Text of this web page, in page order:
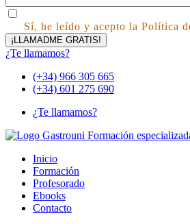
Sí, he leído y acepto la Política
¿Te llamamos?
(+34) 966 305 665
(+34) 601 275 690
¿Te llamamos?
Inicio
Formación
Profesorado
Ebooks
Contacto